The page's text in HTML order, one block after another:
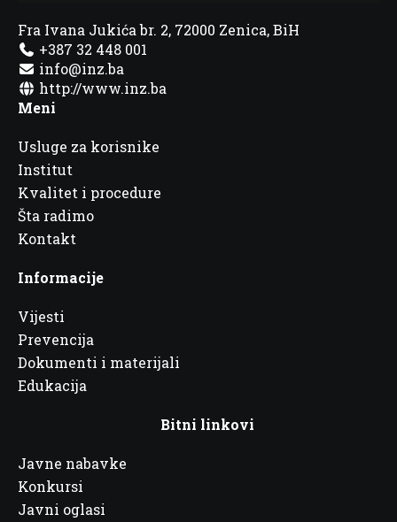
Fra Ivana Jukića br. 2, 72000 Zenica, BiH
+387 32 448 001
info@inz.ba
http://www.inz.ba
Meni
Usluge za korisnike
Institut
Kvalitet i procedure
Šta radimo
Kontakt
Informacije
Vijesti
Prevencija
Dokumenti i materijali
Edukacija
Bitni linkovi
Javne nabavke
Konkursi
Javni oglasi